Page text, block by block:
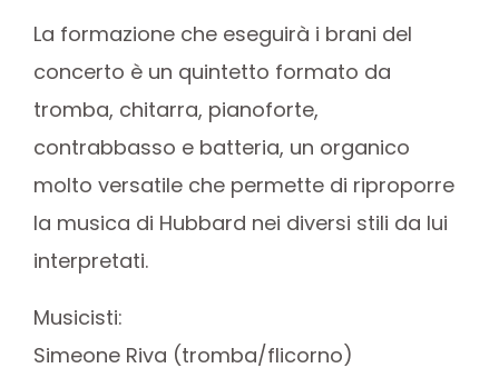
La formazione che eseguirà i brani del
concerto è un quintetto formato da
tromba, chitarra, pianoforte,
contrabbasso e batteria, un organico
molto versatile che permette di riproporre
la musica di Hubbard nei diversi stili da lui
interpretati.
Musicisti:
Simeone Riva (tromba/flicorno)